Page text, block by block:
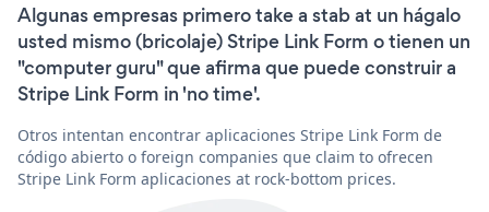
Algunas empresas primero take a stab at un hágalo
usted mismo (bricolaje) Stripe Link Form o tienen un
"computer guru" que afirma que puede construir a
Stripe Link Form in 'no time'.
Otros intentan encontrar aplicaciones Stripe Link Form de
código abierto o foreign companies que claim to ofrecen
Stripe Link Form aplicaciones at rock-bottom prices.